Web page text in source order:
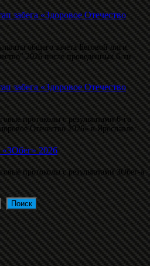
забега «Здоровое Отечество
общего зачета Беговой лиги
2026 после проведённых 6-ти
забега «Здоровое Отечество
протоколы с результатами 6-го
Отечество 2026» в Ярославле.
«ЗОбег» 2026
протоколы с результатами ЗОбег-а
Поиск